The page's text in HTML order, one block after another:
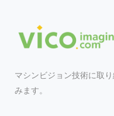
マシンビジョン技術に取り
みます。